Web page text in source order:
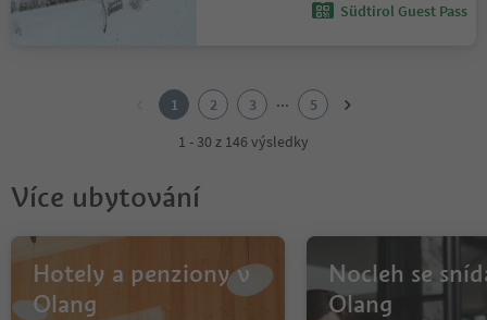
Südtirol Guest Pass
1 2 3 ...
5
1 - 30 z 146 výsledky
Více ubytování
Hotely a penziony v
Olang
Nocleh se
Olang